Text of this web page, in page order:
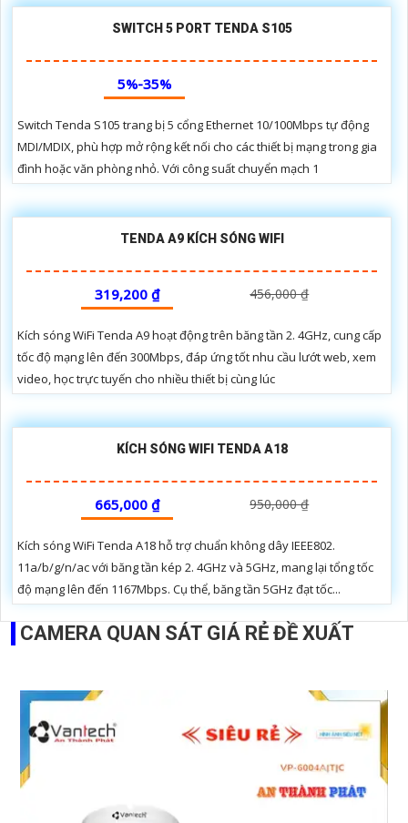
SWITCH 5 PORT TENDA S105
5%-35%
Switch Tenda S105 trang bị 5 cổng Ethernet 10/100Mbps tự động
MDI/MDIX, phù hợp mở rộng kết nối cho các thiết bị mạng trong gia
đình hoặc văn phòng nhỏ. Với công suất chuyển mạch 1
TENDA A9 KÍCH SÓNG WIFI
319,200 ₫ 456,000 ₫
Kích sóng WiFi Tenda A9 hoạt động trên băng tần 2. 4GHz, cung cấp
tốc độ mạng lên đến 300Mbps, đáp ứng tốt nhu cầu lướt web, xem
video, học trực tuyến cho nhiều thiết bị cùng lúc
KÍCH SÓNG WIFI TENDA A18
665,000 ₫ 950,000 ₫
Kích sóng WiFi Tenda A18 hỗ trợ chuẩn không dây IEEE802.
11a/b/g/n/ac với băng tần kép 2. 4GHz và 5GHz, mang lại tổng tốc
độ mạng lên đến 1167Mbps. Cụ thể, băng tần 5GHz đạt tốc...
CAMERA QUAN SÁT GIÁ RẺ ĐỀ XUẤT